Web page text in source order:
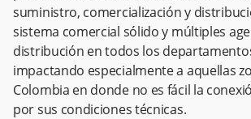
suministro, comercialización y
sistema comercial sólido y múltiples
distribución en todos los
impactando especialmente a aquellas
Colombia en donde no es fácil la
por sus condiciones técnicas.